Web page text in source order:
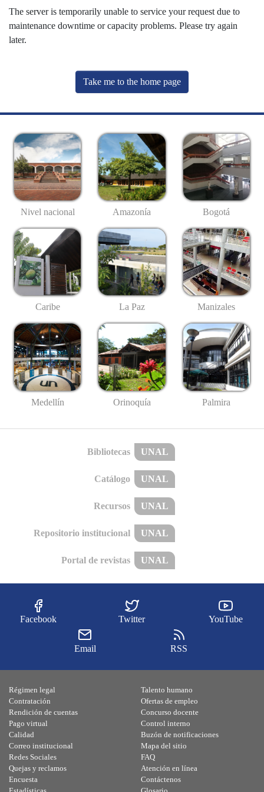
The server is temporarily unable to service your request due to
maintenance downtime or capacity problems. Please try again
later.
Take me to the home page
Nivel nacional Amazonía Bogotá
Caribe La Paz Manizales
Medellín Orinoquía Palmira
Bibliotecas UNAL
Catálogo UNAL
Recursos UNAL
Repositorio institucional UNAL
Portal de revistas UNAL
Facebook Twitter YouTube
Email RSS
Régimen legal
Contratación
Rendición de cuentas
Pago virtual
Calidad
Talento humano
Ofertas de empleo
Concurso docente
Control interno
Buzón de notificaciones
Correo institucional
Redes Sociales
Quejas y reclamos
Encuesta
Mapa del sitio
FAQ
Atención en línea
Contáctenos